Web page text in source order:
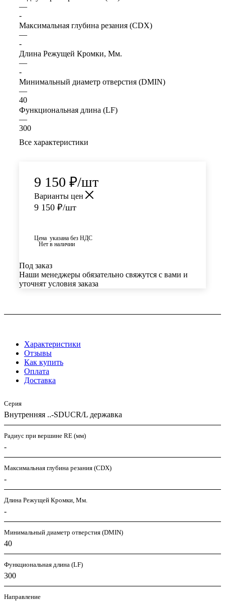
—
-
Максимальная глубина резания (CDX)
—
-
Длина Режущей Кромки, Мм.
—
-
Минимальный диаметр отверстия (DMIN)
—
40
Функциональная длина (LF)
—
300
Все характеристики
9 150 ₽/шт
Варианты цен
9 150 ₽/шт
Цена указана без НДС
Нет в наличии
Под заказ
Наши менеджеры обязательно свяжутся с вами и
уточнят условия заказа
Характеристики
Отзывы
Как купить
Оплата
Доставка
Серия
Внутренняя ..-SDUCR/L державка
Радиус при вершине RE (мм)
-
Максимальная глубина резания (CDX)
-
Длина Режущей Кромки, Мм.
-
Минимальный диаметр отверстия (DMIN)
40
Функциональная длина (LF)
300
Направление